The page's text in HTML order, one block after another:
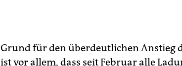
Grund für den überdeutlichen Anstieg
ist vor allem, dass seit Februar alle